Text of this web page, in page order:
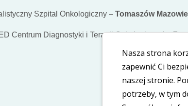
Szpital Onkologiczny – Tomaszów
Centrum Diagnostyki i Terapii Onkologicznej –
Nasza strona
zapewnić Ci
naszej stronie.
potrzeby, w tym